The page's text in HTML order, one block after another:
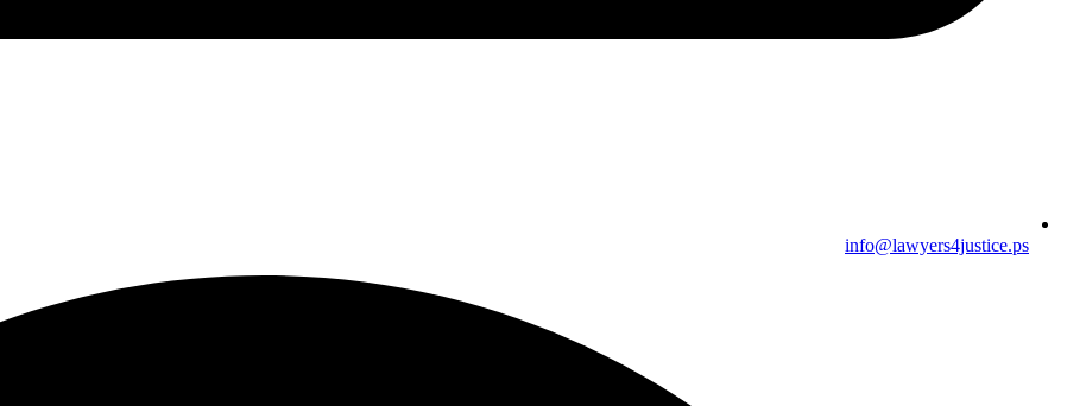
info@lawyers4justice.ps